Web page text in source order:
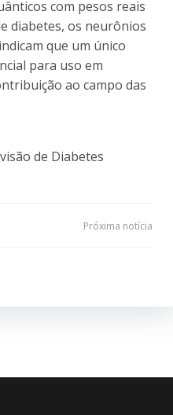
com pesos reais
diabetes, os neurônios
que um único
para uso em
ao campo das
de Diabetes
Próxima notícia